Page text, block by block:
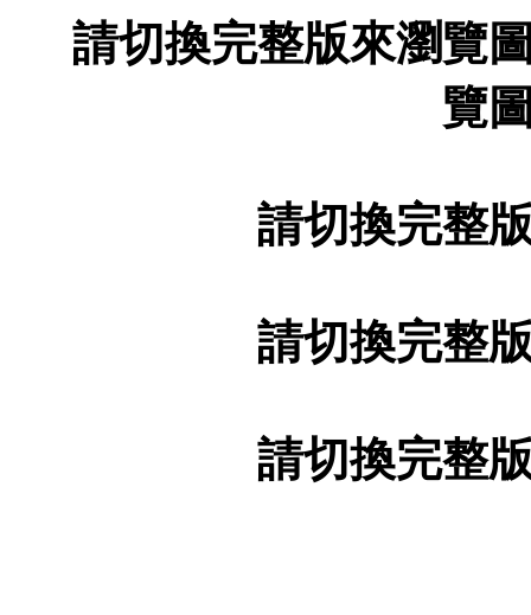
請切換完整版來瀏覽
覽
請切換完整
請切換完整
請切換完整